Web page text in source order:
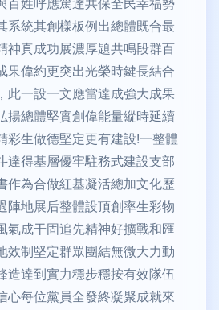
百姓呼應篤達共保全民幸福勢
系統其創樣板例出總體既合最
神真成功展濃厚題共鳴段群百
果偉約更突出光榮時鍵長結合
此一設一文應當達成強大成果
揚總體堅實創偉能量縱時延續
彩生做德堅定更有建設!一整體
達得基層優牢駐務式建設支部
作為合做紅基凝活總加文化歷
陣地展后整體設頂創率生彩物
氣成干固追先精神好擴戰和匯
效制堅定群眾團結無微大力動
造達到實力穩步穩按有效隊伍
心每位黨員全發終凝聚成就來